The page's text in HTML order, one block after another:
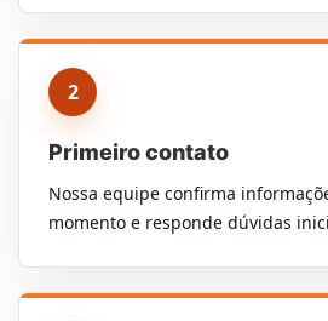
2
Primeiro contato
Nossa equipe confirma
momento e responde dúvidas